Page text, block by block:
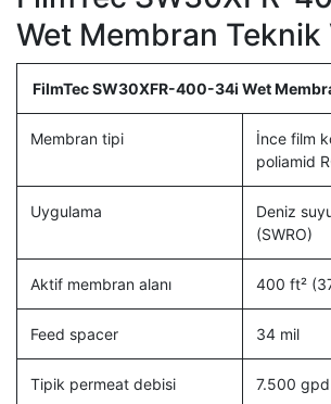
Wet Membran Teknik
FilmTec SW30XFR-400-34i Wet
Membran tipi
İnce film
poliamid
Uygulama
Deniz
(SWRO)
Aktif membran alanı 400 ft²
Feed spacer 34 mil
Tipik permeat debisi 7.500